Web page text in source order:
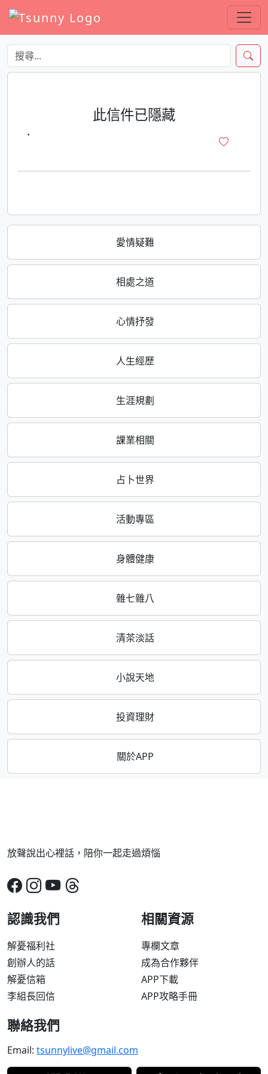
愛情疑難
相處之道
心情抒發
人生經歷
生涯規劃
課業相關
占卜世界
活動專區
身體健康
雜七雜八
清茶淡話
小說天地
投資理財
關於APP
此信件已隱藏
·
放聲說出心裡話，陪你一起走過煩惱
認識我們
解憂福利社
創辦人的話
解憂信箱
李組長回信
相關資源
專欄文章
成為合作夥伴
APP下載
APP攻略手冊
聯絡我們
Email: tsunnylive@gmail.com